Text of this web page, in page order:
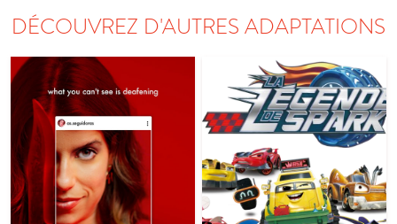
DÉCOUVREZ D'AUTRES ADAPTATIONS